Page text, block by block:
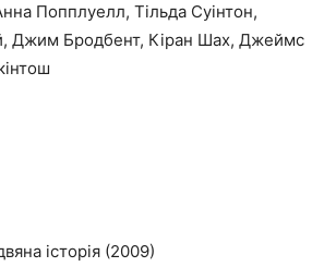
Попплуелл, Тільда Суінтон,
Джим Бродбент, Кіран Шах, Джеймс
історія (2009)